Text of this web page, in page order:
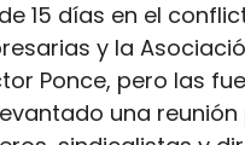
15 días en el
y la
Ponce, pero las
una